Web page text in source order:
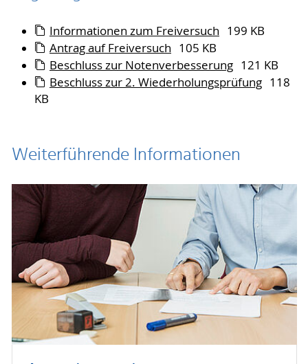
Informationen zum Freiversuch 199 KB
Antrag auf Freiversuch 105 KB
Beschluss zur Notenverbesserung 121 KB
Beschluss zur 2. Wiederholungsprüfung 118
KB
Weiterführende Informationen